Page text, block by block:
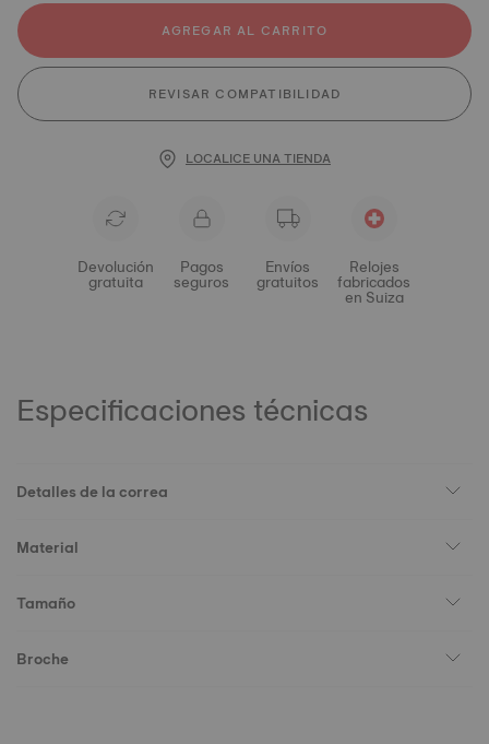
AGREGAR AL CARRITO
REVISAR COMPATIBILIDAD
LOCALICE UNA TIENDA
Devolución
gratuita
Pagos
seguros
Envíos
gratuitos
Relojes
fabricados
en Suiza
Especificaciones técnicas
Detalles de la correa
Material
Tamaño
Broche